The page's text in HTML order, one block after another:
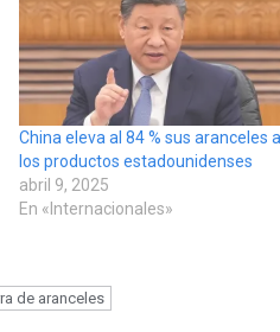
China eleva al 84 % sus aranceles a
los productos estadounidenses
abril 9, 2025
En «Internacionales»
de aranceles